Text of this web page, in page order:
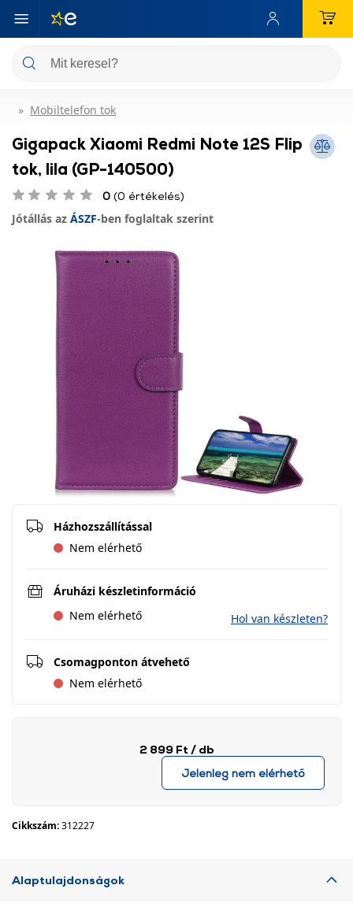
Mobiltelefon tok
Gigapack Xiaomi Redmi Note 12S Flip
tok, lila (GP-140500)
0 (0 értékelés)
Jótállás az ÁSZF-ben foglaltak szerint
Házhozszállítással
Nem elérhető
Áruházi készletinformáció
Nem elérhető
Hol van készleten?
Csomagponton átvehető
Nem elérhető
2 899 Ft / db
Jelenleg nem elérhető
Cikkszám:312227
Alaptulajdonságok